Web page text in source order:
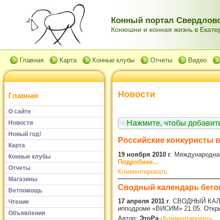
Конный портал
Конюшни и конная жизнь в
Главная Карта Конные клубы Отчеты Видео
Главная
О сайте
Новости
Новый год!
Карта
Конные клубы
Отчеты
Магазины
Ветпомощь
Чтение
Объявления
Новости
Нажмите, чтобы
Российские конкуристы
19 ноября 2010 г .
Подробнее...
Комментировать
Сводный календарь
17 апреля 2011 г. СВОДНЫЙ
ипподроме «ВИСИМ» 21.05.
Автор: ЭтоРа Комментировать